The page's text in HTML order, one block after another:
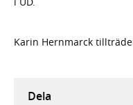
Karin Hernmarck
Dela